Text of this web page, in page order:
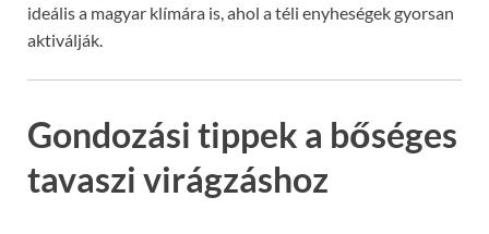
ideális a magyar klímára is, ahol a téli enyheségek gyorsan
aktiválják.
Gondozási tippek a bőséges
tavaszi virágzáshoz